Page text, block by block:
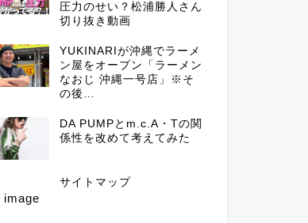
圧力のせい？松浦勝人さん
切り抜き動画
YUKINARIが沖縄でラーメ
ン屋をオープン「ラーメン
なおじ 沖縄一号店」※そ
の後…
DA PUMPとm.c.A・Tの関
係性を改めて考えてみた
サイトマップ